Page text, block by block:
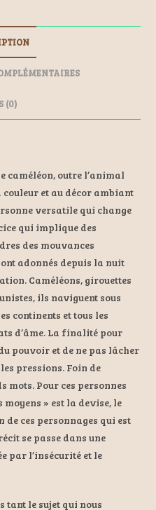
(0)
caméléon, outre l’animal
et au décor ambiant
versatile qui change
qui implique des
des mouvances
adonnés depuis la nuit
Caméléons, girouettes
ils naviguent sous
continents et tous les
d’âme. La finalité pour
pouvoir et de ne pas lâcher
pressions. Foin de
mots. Pour ces personnes
» est la devise, le
de ces personnages qui est
se passe dans une
par l’insécurité et le
le sujet qui nous